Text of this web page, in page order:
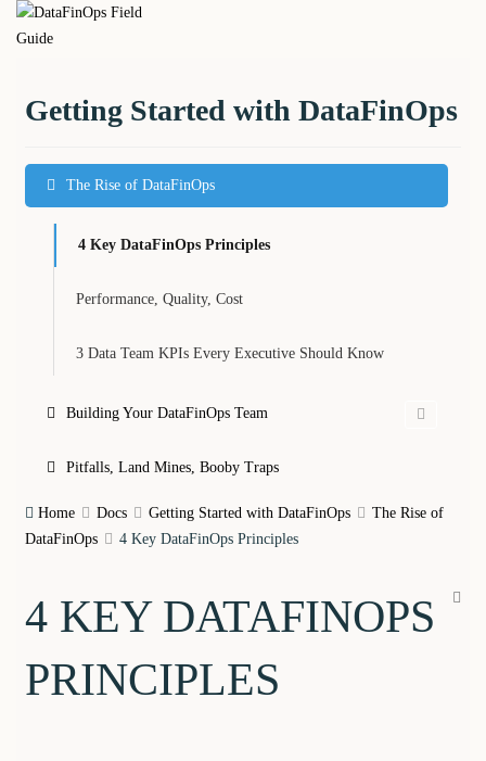
Skip
Field Guide
Getting Started with DataFinOps
The Rise of DataFinOps
4 Key DataFinOps Principles
Performance, Quality, Cost
3 Data Team KPIs Every Executive Should Know
Building Your DataFinOps Team
Pitfalls, Land Mines, Booby Traps
Home Docs Getting Started with DataFinOps
The Rise of
DataFinOps
4 Key DataFinOps Principles
4 KEY DATAFINOPS
PRINCIPLES